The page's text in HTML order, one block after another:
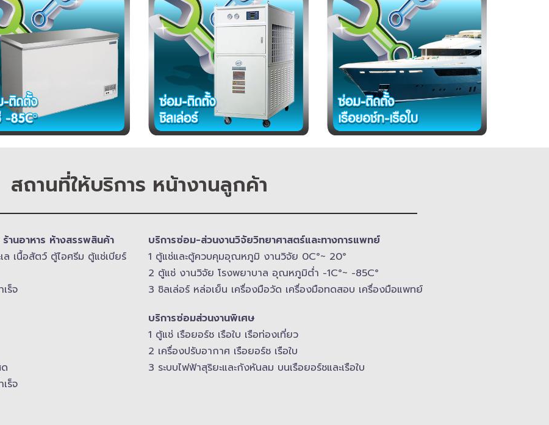
สถานที่ให้บริการ หน้างานลูกค้า
านอาหาร ห้างสรรพสินค้า
เนื้อสัตว์ ตู้ไอศรีม ตู้แช่เบียร์
จ
จ
บริการซ่อม-​ส่วนงานวิจัยวิทยาศาสตร์และทางการแพทย์
1 ตู้แช่และตู้ควบคุม​อุณหภูมิ​ งานวิจัย 0C°~ 20°
2 ตู้แช่ งานวิจัย โรงพยาบาล อุณหภูมิ​ต่ำ -​1C°~ -​85C°
บริการซ่อมส่วนงานพิเศษ
1 ตู้แช่ เรือยอร์ช เรือใบ เรือท่องเที่ยว
2 เครื่องปรับอากาศ เรือยอร์ช เรือใบ
3 ระบบไฟฟ้าสุริยะและกังหันลม บนเรือยอร์ช​และเรือใบ